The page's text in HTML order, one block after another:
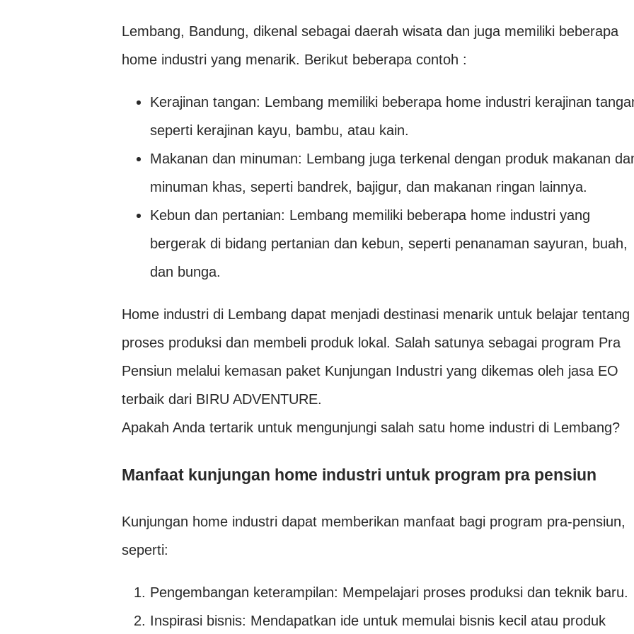
Lembang, Bandung, dikenal sebagai daerah wisata dan juga memiliki beberapa
home industri yang menarik. Berikut beberapa contoh :
Kerajinan tangan: Lembang memiliki beberapa home industri kerajinan
seperti kerajinan kayu, bambu, atau kain.
Makanan dan minuman: Lembang juga terkenal dengan produk makanan
minuman khas, seperti bandrek, bajigur, dan makanan ringan lainnya.
Kebun dan pertanian: Lembang memiliki beberapa home industri yang
bergerak di bidang pertanian dan kebun, seperti penanaman sayuran, buah,
dan bunga.
Home industri di Lembang dapat menjadi destinasi menarik untuk belajar tentang
proses produksi dan membeli produk lokal. Salah satunya sebagai program Pra
Pensiun melalui kemasan paket Kunjungan Industri yang dikemas oleh jasa EO
terbaik dari BIRU ADVENTURE.
Apakah Anda tertarik untuk mengunjungi salah satu home industri di Lembang?
Manfaat kunjungan home industri untuk program pra pensiun
Kunjungan home industri dapat memberikan manfaat bagi program pra-pensiun,
seperti:
Pengembangan keterampilan: Mempelajari proses produksi dan teknik baru.
Inspirasi bisnis: Mendapatkan ide untuk memulai bisnis kecil atau produk